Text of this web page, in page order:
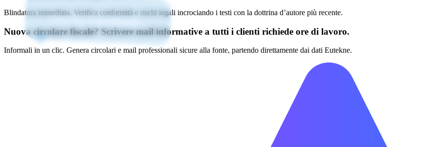
Uno su Facebook...
Blindatura immediata. Verifica conformità e rischi legali incrociando i testi con la dottrina d’autore più recente.
Nuova circolare fiscale? Scrivere mail informative a tutti i clienti richiede ore di lavoro.
Informali in un clic. Genera circolari e mail professionali sicure alla fonte, partendo direttamente dai dati Eutekne.